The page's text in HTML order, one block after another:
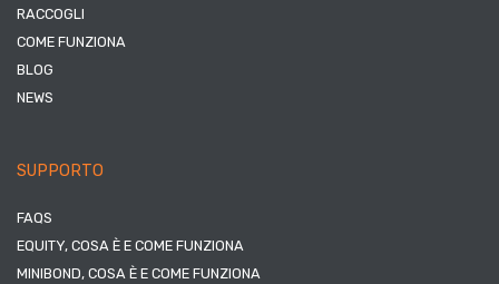
RACCOGLI
COME FUNZIONA
BLOG
NEWS
SUPPORTO
FAQS
EQUITY, COSA È E COME FUNZIONA
MINIBOND, COSA È E COME FUNZIONA